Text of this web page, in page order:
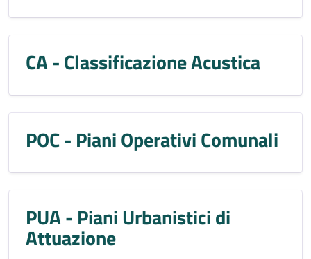
CA - Classificazione Acustica
POC - Piani Operativi Comunali
PUA - Piani Urbanistici di
Attuazione